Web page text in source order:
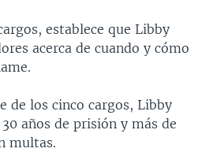
establece que Libby
acerca de cuando y cómo
de los cinco cargos, Libby
años de prisión y más de
multas.